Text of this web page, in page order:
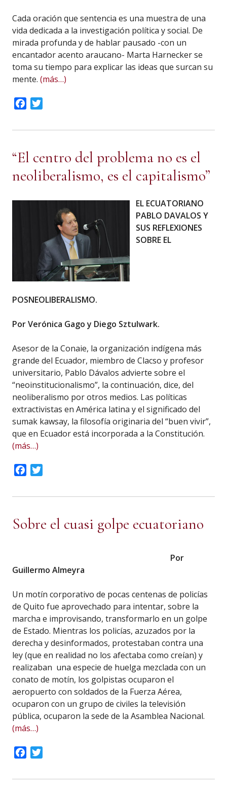
Cada oración que sentencia es una muestra de una
vida dedicada a la investigación política y social. De
mirada profunda y de hablar pausado -con un
encantador acento araucano- Marta Harnecker se
toma su tiempo para explicar las ideas que surcan su
mente. (más…)
Facebook
“El centro del problema no es el
neoliberalismo, es el capitalismo”
EL ECUATORIANO
PABLO DAVALOS Y
SUS REFLEXIONES
SOBRE EL
POSNEOLIBERALISMO.
Por Verónica Gago y Diego Sztulwark.
Asesor de la Conaie, la organización indígena más
grande del Ecuador, miembro de Clacso y profesor
universitario, Pablo Dávalos advierte sobre el
“neoinstitucionalismo”, la continuación, dice, del
neoliberalismo por otros medios. Las políticas
extractivistas en América latina y el significado del
sumak kawsay, la filosofía originaria del “buen vivir”,
que en Ecuador está incorporada a la Constitución.
(más…)
Facebook
Sobre el cuasi golpe ecuatoriano
Por
Guillermo Almeyra
Un motín corporativo de pocas centenas de policías
de Quito fue aprovechado para intentar, sobre la
marcha e improvisando, transformarlo en un golpe
de Estado. Mientras los policías, azuzados por la
derecha y desinformados, protestaban contra una
ley (que en realidad no los afectaba como creían) y
realizaban una especie de huelga mezclada con un
conato de motín, los golpistas ocuparon el
aeropuerto con soldados de la Fuerza Aérea,
ocuparon con un grupo de civiles la televisión
pública, ocuparon la sede de la Asamblea Nacional.
(más…)
Facebook